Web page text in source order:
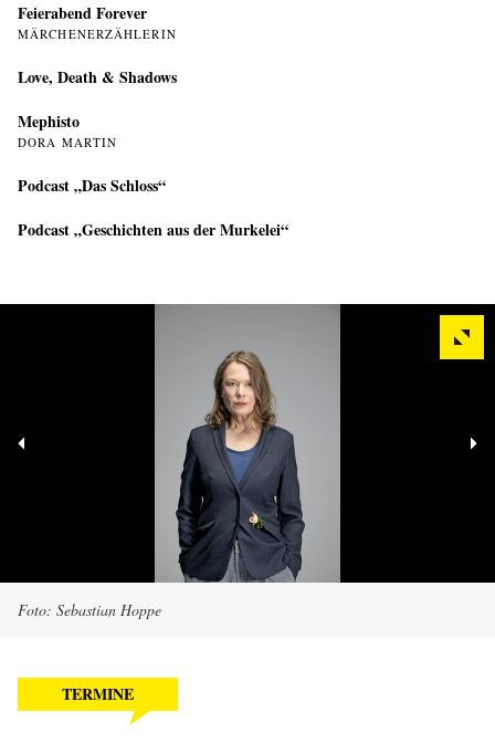
Feierabend Forever
MÄRCHENERZÄHLERIN
Love, Death & Shadows
Mephisto
DORA MARTIN
Podcast „Das Schloss“
Podcast „Geschichten aus der Murkelei“
Foto: Sebastian Hoppe
TERMINE